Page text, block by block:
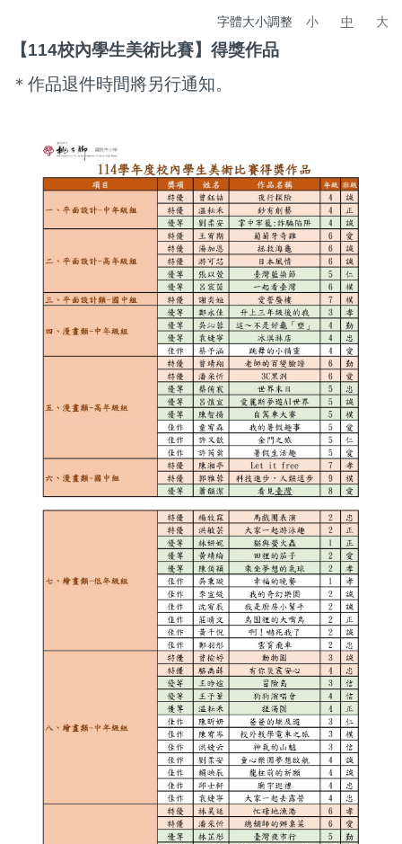
媒體報導
字體大小調整 小 中 大
【114校內學生美術比賽】得獎作品
＊作品退件時間將另行通知。